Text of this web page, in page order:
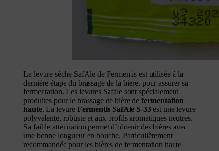
La levure sèche SafAle de Fermentis est utilisée à la
dernière étape du brassage de la bière, pour assurer sa
fermentation. Les levures Safale sont spécialement
produites pour le brassage de bière de fermentation
haute. La levure Fermentis SafAle S-33 est une levure
polyvalente, robuste et aux profils aromatiques neutres.
Sa faible atténuation permet d’obtenir des bières avec
une bonne longueur en bouche. Particulièrement
recommandée pour les bières de fermentation haute